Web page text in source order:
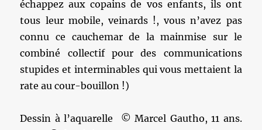
échappez aux copains de vos enfants, ils ont
tous leur mobile, veinards !, vous n’avez pas
connu ce cauchemar de la mainmise sur le
combiné collectif pour des communications
stupides et interminables qui vous mettaient la
rate au cour-bouillon !)
Dessin à l’aquarelle © Marcel Gautho, 11 ans.